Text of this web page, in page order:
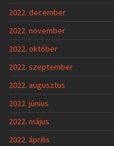
2022. december
2022. november
2022. október
2022. szeptember
2022. augusztus
2022. június
2022. május
2022. április